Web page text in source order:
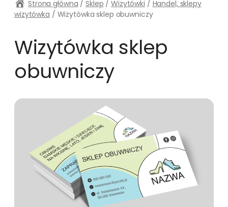
Strona główna / Sklep / Wizytówki / Handel, sklepy
wizytówka / Wizytówka sklep obuwniczy
Wizytówka sklep
obuwniczy